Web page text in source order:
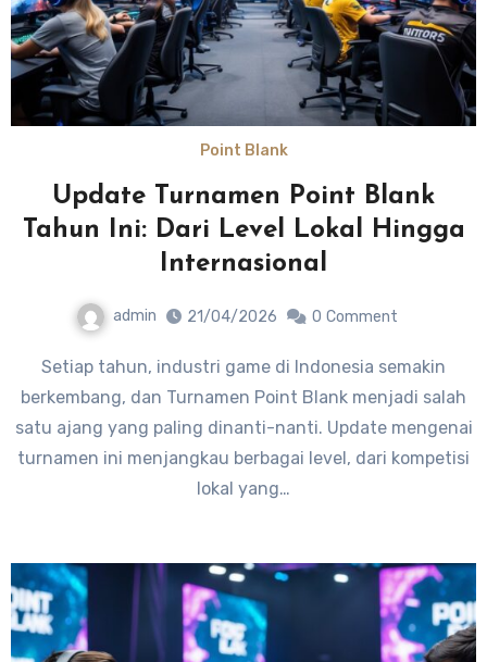
Point Blank
Update Turnamen Point Blank
Tahun Ini: Dari Level Lokal Hingga
Internasional
admin 21/04/2026 0 Comment
Setiap tahun, industri game di Indonesia semakin
berkembang, dan Turnamen Point Blank menjadi salah
satu ajang yang paling dinanti-nanti. Update mengenai
turnamen ini menjangkau berbagai level, dari kompetisi
lokal yang…